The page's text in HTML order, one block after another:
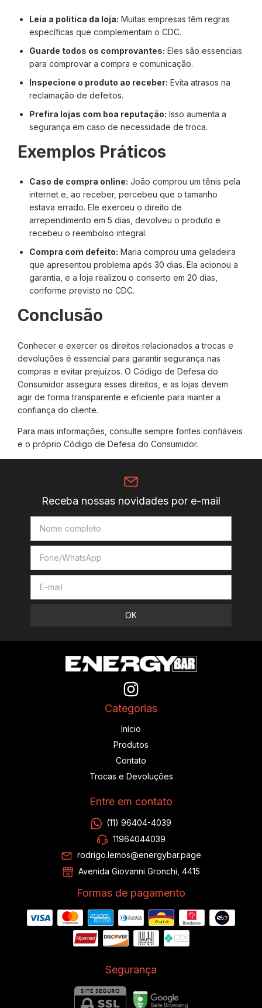
Leia a política da loja: Muitas empresas têm regras
específicas que complementam o CDC.
Guarde todos os comprovantes: Eles são essenciais
para comprovar a compra e comunicação.
Inspecione o produto ao receber: Evita atrasos na
reclamação de defeitos.
Prefira lojas com boa reputação: Isso aumenta a
segurança em caso de necessidade de troca.
Exemplos Práticos
Caso de compra online: João comprou um tênis pela
internet e, ao receber, percebeu que o tamanho
estava errado. Ele exerceu o direito de
arrependimento em 5 dias, devolveu o produto e
recebeu o reembolso integral.
Compra com defeito: Maria comprou uma geladeira
que apresentou problema após 30 dias. Ela acionou a
garantia, e a loja realizou o conserto em 20 dias,
conforme previsto no CDC.
Conclusão
Conhecer e exercer os direitos relacionados a trocas e
devoluções é essencial para garantir segurança nas
compras e evitar prejuízos. O Código de Defesa do
Consumidor assegura esses direitos, e as lojas devem
agir de forma transparente e eficiente para manter a
confiança do cliente.
Para mais informações, consulte sempre fontes confiáveis
e o próprio Código de Defesa do Consumidor.
Receba nossas novidades por e-mail
Categorias
Início
Produtos
Contato
Trocas e Devoluções
Entre em contato
(11) 96404-4039
11964044039
rodrigo.lemos@energybar.page
Avenida Giovanni Gronchi, 4415
Formas de pagamento
Segurança